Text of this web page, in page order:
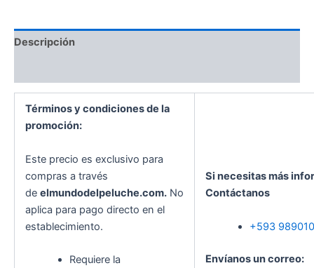
Descripción
Términos y condiciones de la
promoción:
Este precio es exclusivo para
compras a través
de elmundodelpeluche.com.No
aplica para pago directo en el
establecimiento.
Requiere la
Si necesitas más
Contáctanos
+593
Envíanos un correo: